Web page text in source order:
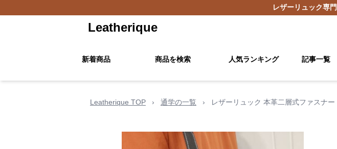
レザーリュック専
Leatherique
新着商品 商品を検索 人気ランキング 記事一覧
Leatherique TOP › 通学の一覧 › レザーリュック 本革二層式ファスナ